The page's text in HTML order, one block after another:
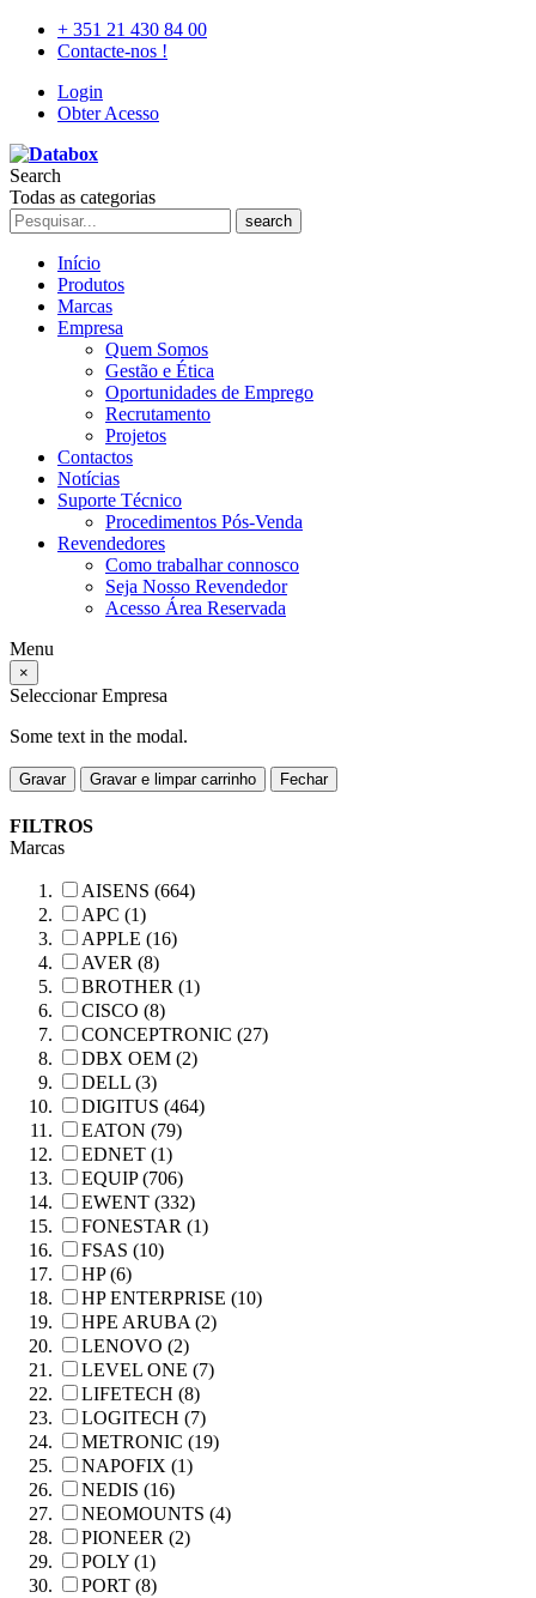
+ 351 21 430 84 00
Contacte-nos !
Login
Obter Acesso
Search
Todas as categorias
search
Início
Produtos
Marcas
Empresa
Quem Somos
Gestão e Ética
Oportunidades de Emprego
Recrutamento
Projetos
Contactos
Notícias
Suporte Técnico
Procedimentos Pós-Venda
Revendedores
Como trabalhar connosco
Seja Nosso Revendedor
Acesso Área Reservada
Menu
×
Seleccionar Empresa
Some text in the modal.
Gravar Gravar e limpar carrinho Fechar
FILTROS
Marcas
AISENS (664)
APC (1)
APPLE (16)
AVER (8)
BROTHER (1)
CISCO (8)
CONCEPTRONIC (27)
DBX OEM (2)
DELL (3)
DIGITUS (464)
EATON (79)
EDNET (1)
EQUIP (706)
EWENT (332)
FONESTAR (1)
FSAS (10)
HP (6)
HP ENTERPRISE (10)
HPE ARUBA (2)
LENOVO (2)
LEVEL ONE (7)
LIFETECH (8)
LOGITECH (7)
METRONIC (19)
NAPOFIX (1)
NEDIS (16)
NEOMOUNTS (4)
PIONEER (2)
POLY (1)
PORT (8)